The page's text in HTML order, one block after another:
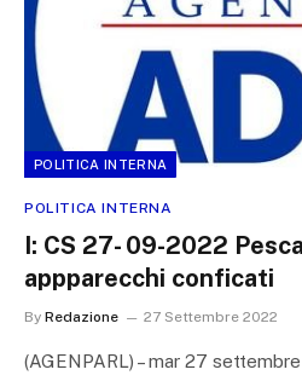
POLITICA INTERNA
POLITICA INTERNA
I: CS 27- 09-2022
appparecchi conficati
By Redazione 27 Settembre 2022
(AGENPARL) – mar 27